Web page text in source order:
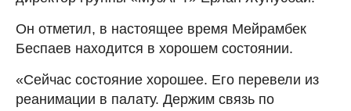
Он отметил, в настоящее время Мейрамбек
Беспаев находится в хорошем состоянии.
«Сейчас состояние хорошее. Его перевели из
реанимации в палату. Держим связь по